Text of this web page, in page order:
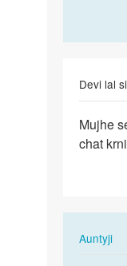
Devi lal
Mujhe
sex
Mujhe
chat
AuntyjiIn